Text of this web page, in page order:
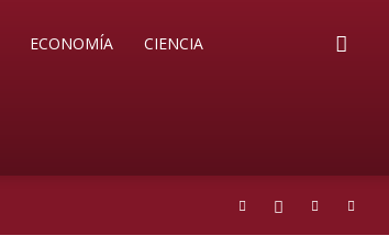
ECONOMÍA CIENCIA